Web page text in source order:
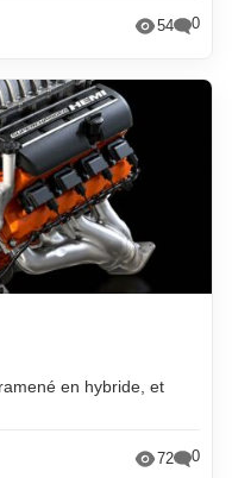
54 0
en hybride, et
72 0